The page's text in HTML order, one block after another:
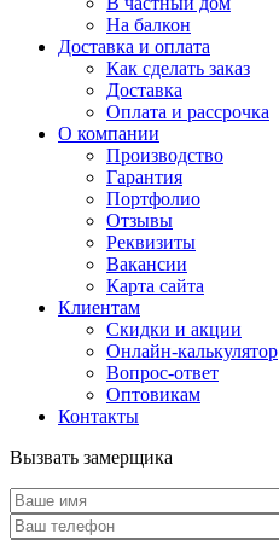
На балкон
Доставка и оплата
Как сделать заказ
Доставка
Оплата и рассрочка
О компании
Производство
Гарантия
Портфолио
Отзывы
Реквизиты
Вакансии
Карта сайта
Клиентам
Скидки и акции
Онлайн-калькулятор
Вопрос-ответ
Оптовикам
Контакты
Вызвать замерщика